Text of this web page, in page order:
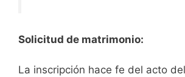
Solicitud de matrimonio:
La inscripción hace fe del acto